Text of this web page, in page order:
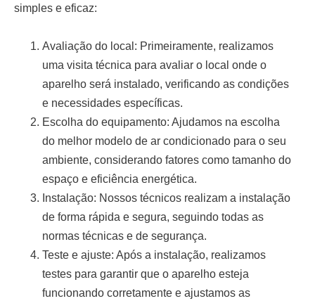
simples e eficaz:
Avaliação do local: Primeiramente, realizamos
uma visita técnica para avaliar o local onde o
aparelho será instalado, verificando as condições
e necessidades específicas.
Escolha do equipamento: Ajudamos na escolha
do melhor modelo de ar condicionado para o seu
ambiente, considerando fatores como tamanho do
espaço e eficiência energética.
Instalação: Nossos técnicos realizam a instalação
de forma rápida e segura, seguindo todas as
normas técnicas e de segurança.
Teste e ajuste: Após a instalação, realizamos
testes para garantir que o aparelho esteja
funcionando corretamente e ajustamos as